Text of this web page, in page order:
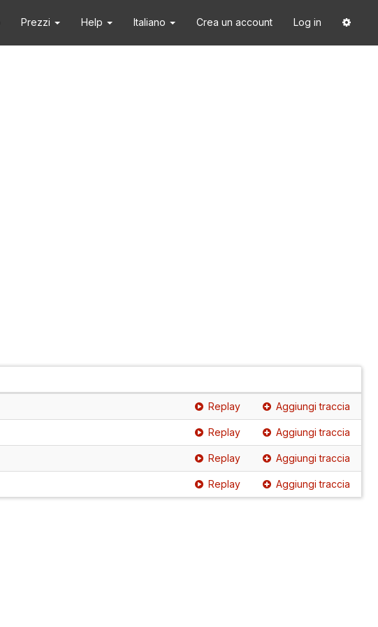
Prezzi Help Italiano Crea un account Log in
Replay Aggiungi traccia
Replay Aggiungi traccia
Replay Aggiungi traccia
Replay Aggiungi traccia